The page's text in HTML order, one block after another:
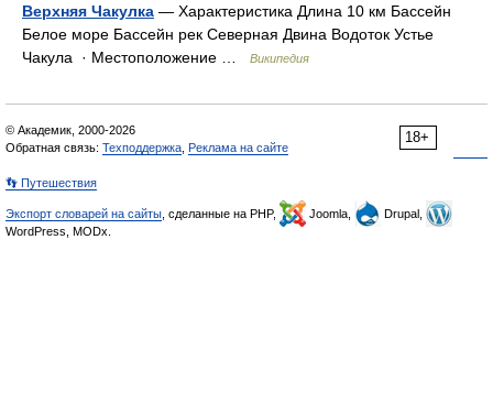
Верхняя Чакулка — Характеристика Длина 10 км Бассейн
Белое море Бассейн рек Северная Двина Водоток Устье
Чакула · Местоположение …
Википедия
18+
© Академик, 2000-2026
Обратная связь: Техподдержка Реклама на сайте
👣 Путешествия
Экспорт словарей на сайты , сделанные на PHP, Joomla,
Drupal,
WordPress, MODx.